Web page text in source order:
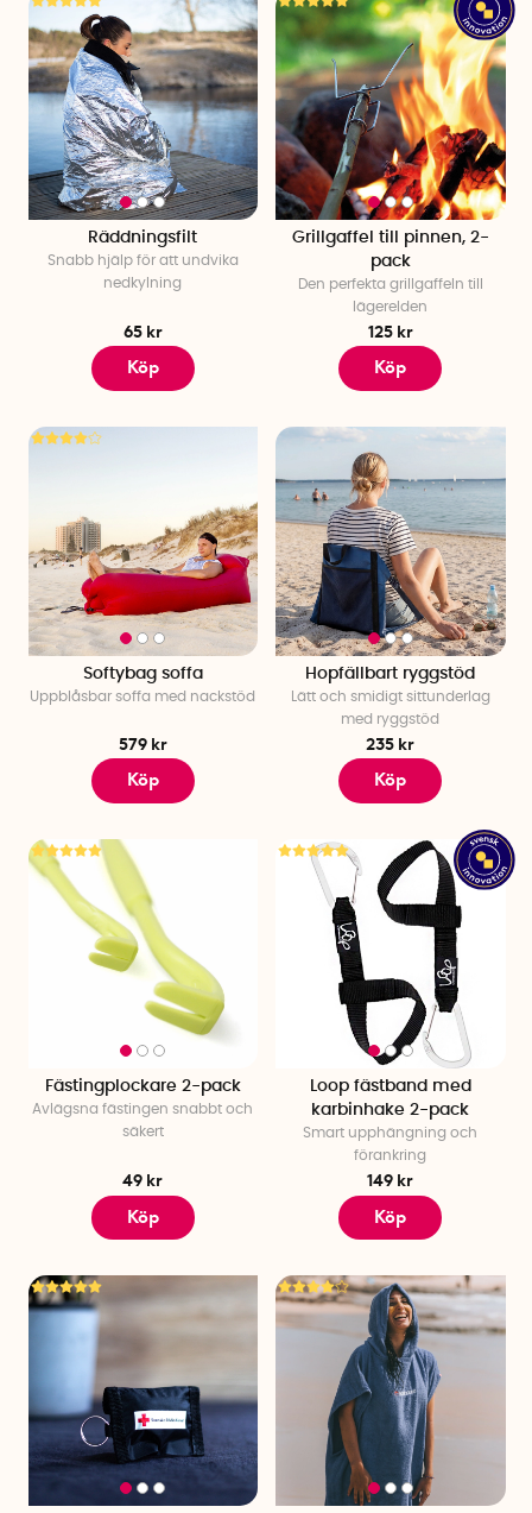
Räddningsfilt
Snabb hjälp för att undvika
nedkylning
65 kr
Köp
Grillgaffel till pinnen, 2-
pack
Den perfekta grillgaffeln till
lägerelden
125 kr
Köp
Softybag soffa
Uppblåsbar soffa med nackstöd
579 kr
Köp
Hopfällbart ryggstöd
Lätt och smidigt sittunderlag
med ryggstöd
235 kr
Köp
Fästingplockare 2-pack
Avlägsna fästingen snabbt och
säkert
49 kr
Köp
Loop fästband med
karbinhake 2-pack
Smart upphängning och
förankring
149 kr
Köp